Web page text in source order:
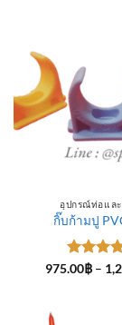
อุปกรณ์ท่อแล
กิ๊บก้ามปู
ให้คะแ
975.00฿ –